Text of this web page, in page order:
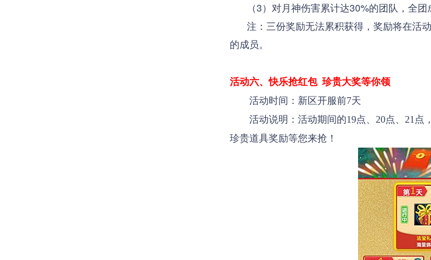
（3）对月神伤害累计达30%的团队，全团
注：三份奖励无法累积获得，奖励将在活
的成员。
活动六、快乐抢红包 珍贵大奖等你领
活动时间：新区开服前7天
活动说明：活动期间的19点、20点、21点
珍贵道具奖励等您来抢！